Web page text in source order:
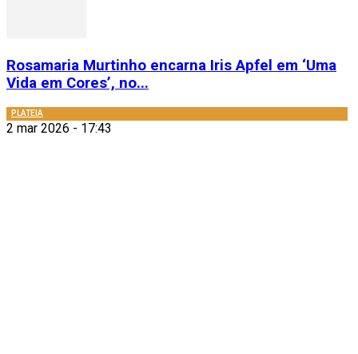
Rosamaria Murtinho encarna Iris Apfel em ‘Uma
Vida em Cores’, no...
PLATEIA
2 mar 2026 - 17:43